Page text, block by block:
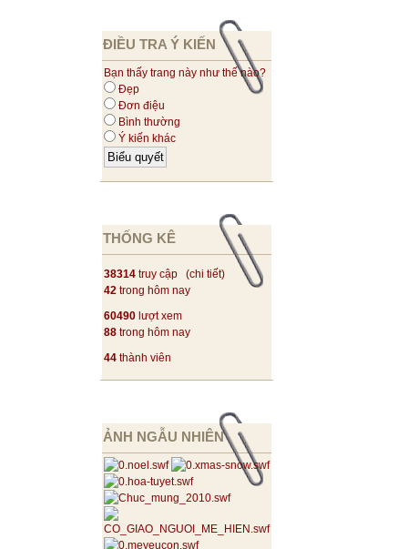
ĐIỀU TRA Ý KIẾN
Bạn thấy trang này như thế nào?
Đẹp
Đơn điệu
Bình thường
Ý kiến khác
THỐNG KÊ
38314 truy cập (chi tiết)
42 trong hôm nay
60490 lượt xem
88 trong hôm nay
44 thành viên
ẢNH NGẪU NHIÊN